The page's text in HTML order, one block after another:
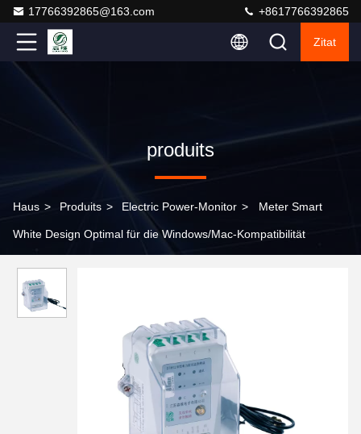
17766392865@163.com +8617766392865
Zitat
produits
Haus > Produits > Electric Power-Monitor > Meter Smart
White Design Optimal für die Windows/Mac-Kompatibilität